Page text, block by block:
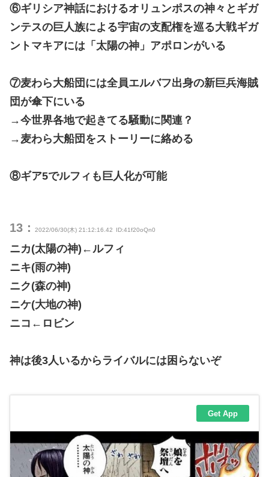
⑥ギリシア神話におけるオリュンポスの神々とギガ
ンテスの巨人族による宇宙の支配権を巡る大戦ギガ
ントマキアには「太陽の神」アポロンがいる
⑦麦わら大船団には全員エルバフ出身の新巨兵海賊
団が傘下にいる
→今世界各地で起きてる騒動に関連？
→麦わら大船団をストーリーに絡める
⑧ギア5でルフィも巨人化が可能
13： 2022/06/30(木) 21:12:16.42 ID:41f20oQn0
ニカ(太陽の神)←ルフィ
ニキ(雨の神)
ニク(森の神)
ニケ(大地の神)
ニコ←ロビン
神は後3人いるからライバルには困らないぞ